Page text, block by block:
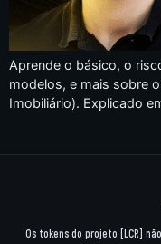
Aprende o básico, o
modelos, e mais sobre
Imobiliário). Explicado
Os tokens do projeto [LCR]